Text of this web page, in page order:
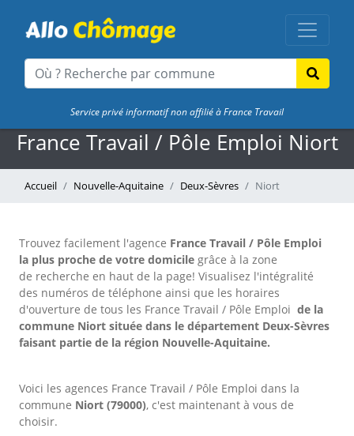
Service privé informatif non affilié à France Travail
France Travail / Pôle Emploi Niort
Accueil Nouvelle-Aquitaine Deux-Sèvres Niort
Trouvez facilement l'agence France Travail / Pôle Emploi
la plus proche de votre domicile grâce à la zone
de recherche en haut de la page! Visualisez l'intégralité
des numéros de téléphone ainsi que les horaires
d'ouverture de tous les France Travail / Pôle Emploi de la
commune Niort située dans le département Deux-Sèvres
faisant partie de la région Nouvelle-Aquitaine.
Voici les agences France Travail / Pôle Emploi dans la
commune Niort (79000), c'est maintenant à vous de
choisir.